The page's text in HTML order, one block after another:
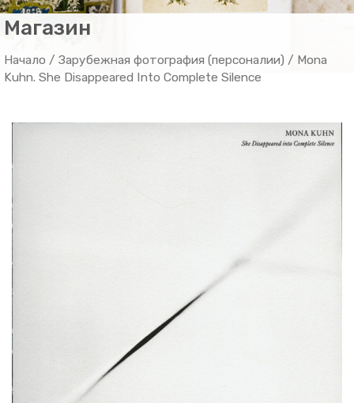
Магазин
Начало / Зарубежная фотография (персоналии) / Mona
Kuhn. She Disappeared Into Complete Silence